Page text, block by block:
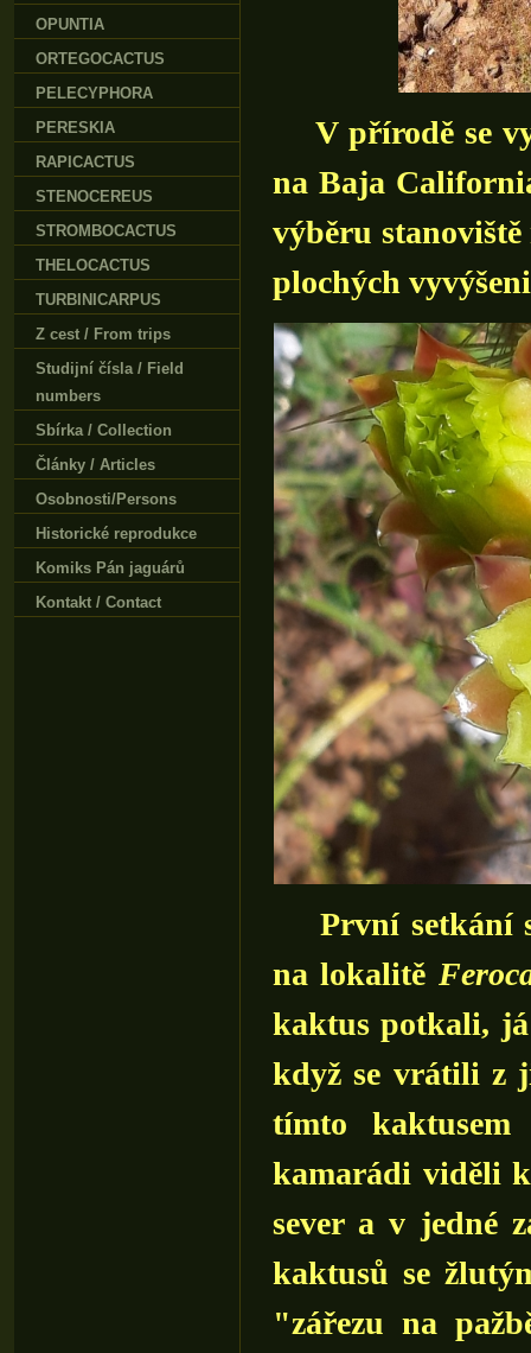
V přírodě se
na Baja
výběru
plochých
První setkání s
na lokalitě
kaktus potkali, já
když se vrátili z
tímto
kamarádi viděli
sever a v jedné
kaktusů se
"zářezu na
OPUNTIA
ORTEGOCACTUS
PELECYPHORA
PERESKIA
RAPICACTUS
STENOCEREUS
STROMBOCACTUS
THELOCACTUS
TURBINICARPUS
Z cest / From trips
Studijní čísla / Field
numbers
Sbírka / Collection
Články / Articles
Osobnosti/Persons
Historické reprodukce
Komiks Pán jaguárů
Kontakt / Contact